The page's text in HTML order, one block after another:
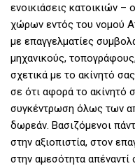
ενοικιάσεις κατοικιών
χώρων εντός του νομού
με επαγγελματίες
μηχανικούς,
σχετικά με το ακίνητό
σε ότι αφορά το ακίνητό
συγκέντρωση όλως των
δωρεάν. Βασιζόμενοι
στην αξιοπιστία, στον
στην αμεσότητα απέναντί